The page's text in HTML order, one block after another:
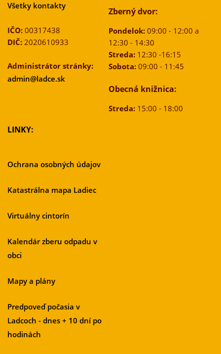
Všetky kontakty
IČO: 00317438
DIČ: 2020610933
Administrátor stránky:
admin@ladce.sk
Zberný dvor:
Pondelok:09:00 - 12:00 a
12:30 - 14:30
Streda:12:30 -16:15
Sobota:09:00 - 11:45
Obecná knižnica:
Streda:15:00 - 18:00
LINKY:
Ochrana osobných údajov
Katastrálna mapa Ladiec
Virtuálny cintorín
Kalendár zberu odpadu v
obci
Mapy a plány
Predpoveď počasia v
Ladcoch - dnes + 10 dní po
hodinách